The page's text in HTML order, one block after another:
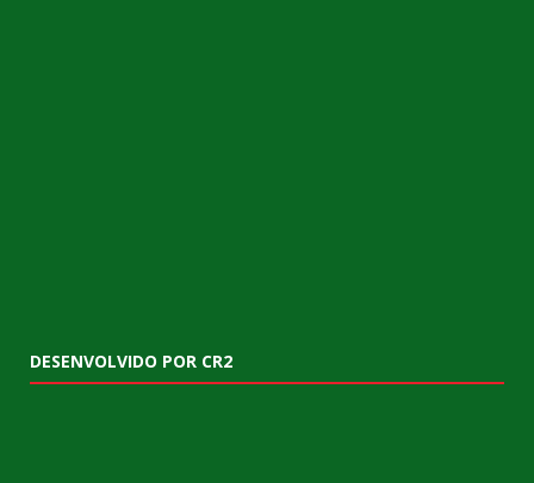
DESENVOLVIDO POR CR2